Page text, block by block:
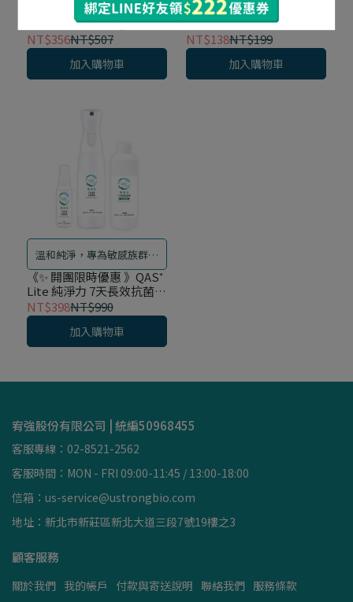
《✨ 開團限時優惠 》去味
達人隨身瓶3入組 ( EX超強
菸味淨化、鞋靴織品專門 )
60g x 3
NT$356NT$507
加入購物車
《✨ 開團限時優惠 》QAS⁺
Lite 純淨力 7天長效抗菌噴
霧隨身瓶 ( 60ml / 60ml x 5
)
NT$138NT$199
加入購物車
溫和純淨，專為敏感族群設
計
《✨ 開團限時優惠 》QAS⁺
Lite 純淨力 7天長效抗菌噴
霧 ( 家用連續噴瓶500ml /
5倍濃縮抗菌液 500ml / 隨
身瓶任搭組 )
NT$398NT$990
加入購物車
宥強股份有限公司 | 統編50968455
客服專線：02-8521-2562
客服時間：MON - FRI 09:00-11:45 / 13:00-18:00
信箱：us-service@ustrongbio.com
地址：新北市新莊區新北大道三段7號19樓之3
顧客服務
關於我們 我的帳戶 付款與寄送說明 聯絡我們 服務條款